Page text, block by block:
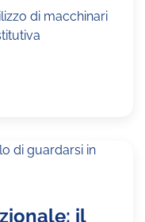
di macchinari
il